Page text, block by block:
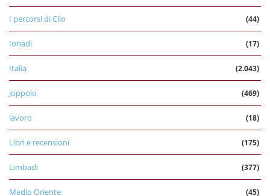
I percorsi di Clio (44)
Ionadi (17)
Italia (2.043)
Joppolo (469)
lavoro (18)
Libri e recensioni (175)
Limbadi (377)
Medio Oriente (45)